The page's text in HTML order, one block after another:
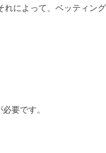
れによって、ベッティン
要です。